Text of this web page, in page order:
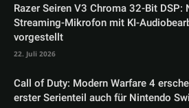
Razer Seiren V3 Chroma 32-Bit DSP:
Streaming-Mikrofon mit KI-
vorgestellt
22. Juli 2026
Call of Duty: Modern Warfare 4
erster Serienteil auch für Nintendo